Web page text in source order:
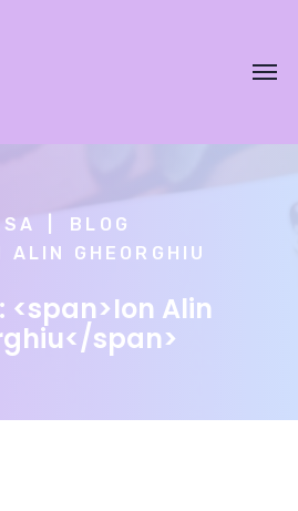
BLOG
ALIN GHEORGHIU
<span>Ion Alin
span>